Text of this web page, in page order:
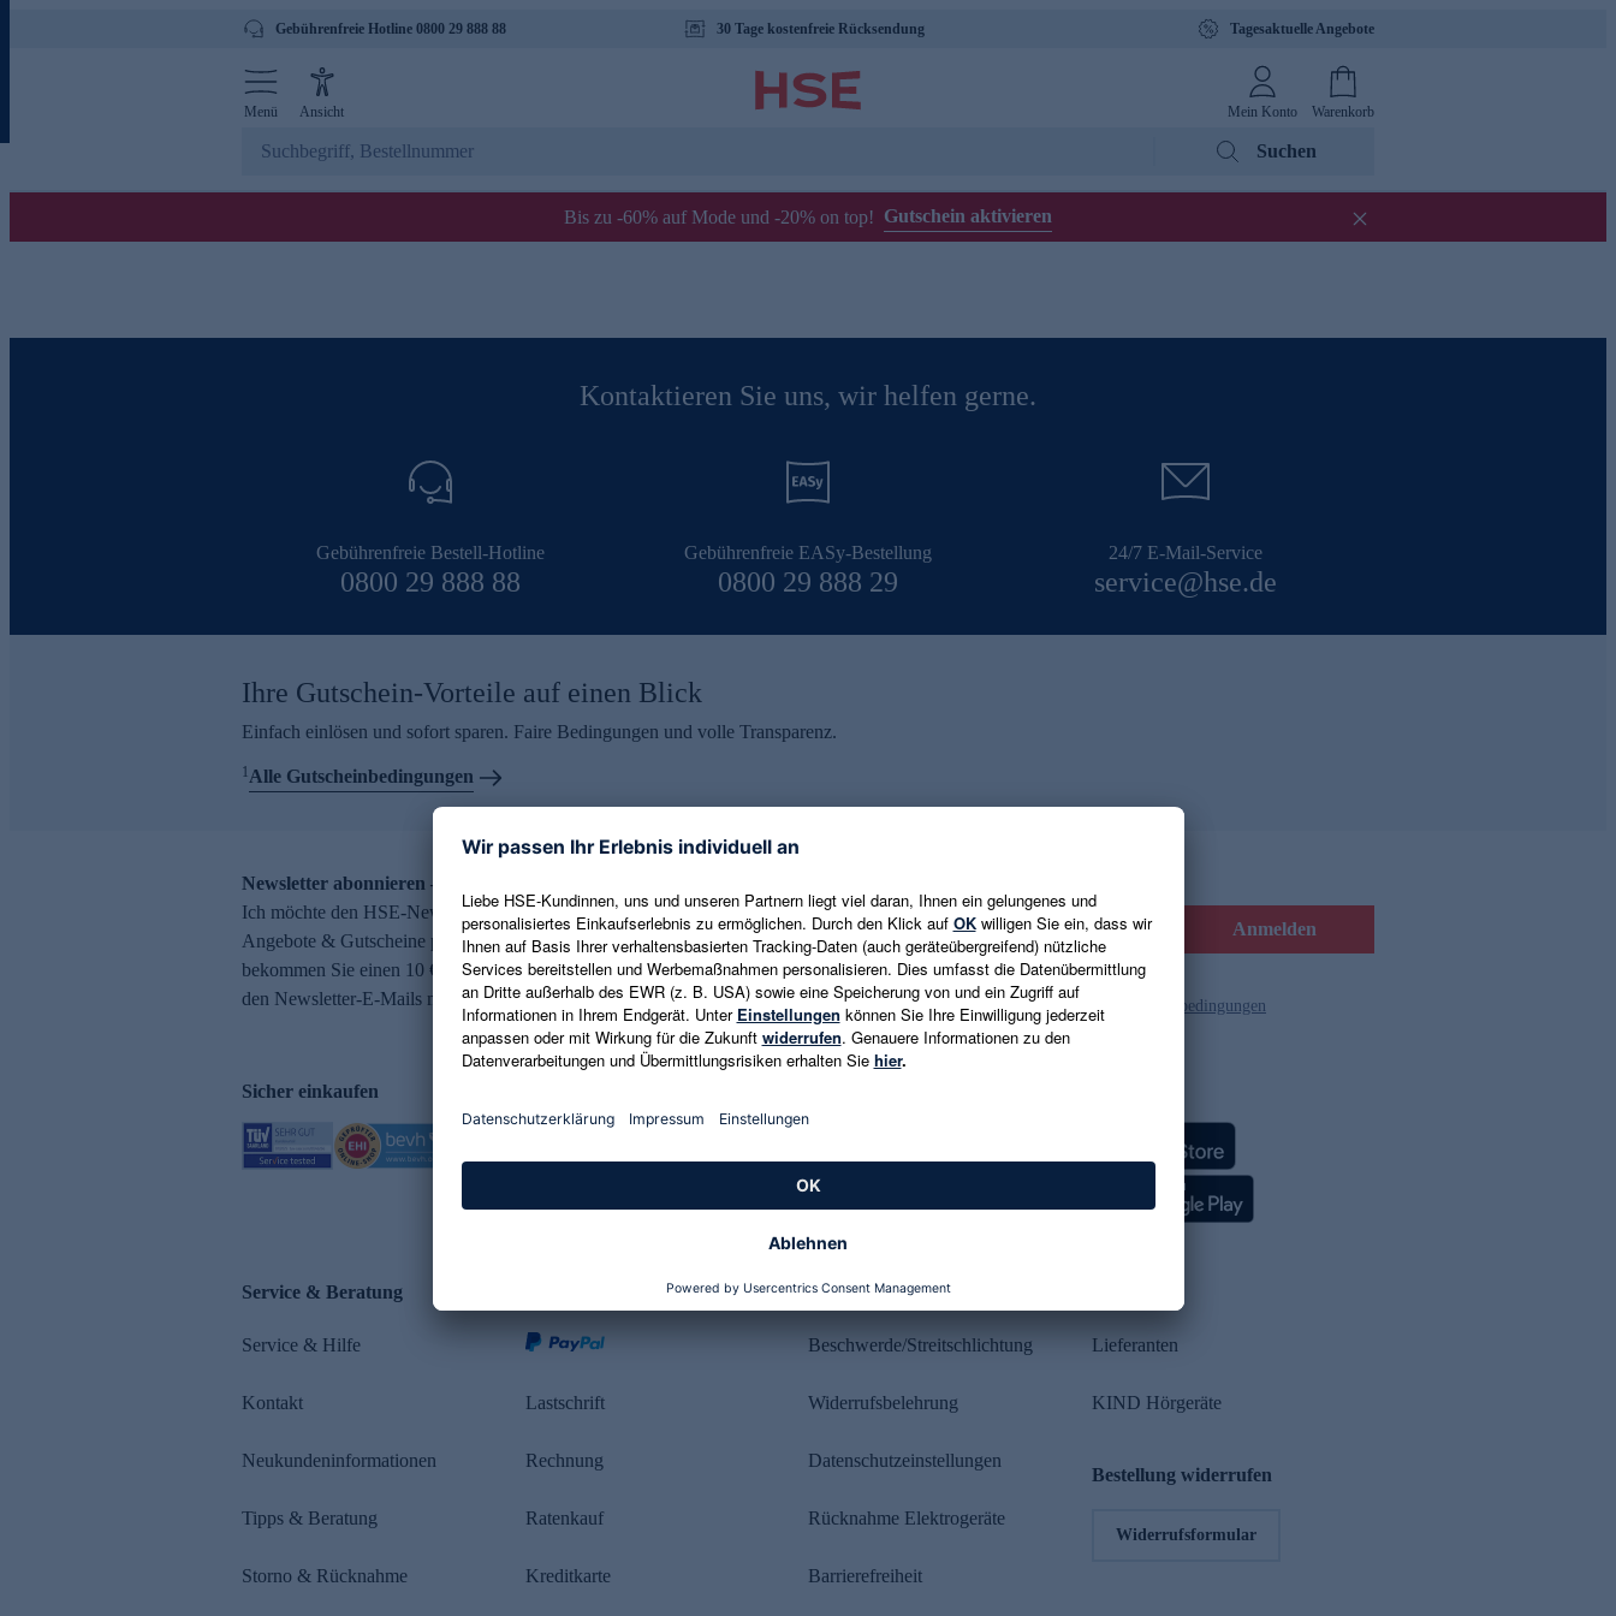
Gebührenfreie Hotline 0800 29 888 88 30 Tage kostenfreie Rücksendung Tagesaktuelle Angebote
Menü Ansicht Mein Konto Warenkorb
Suchen
Bis zu -60% auf Mode und -20% on top! Gutschein aktivieren
Kontaktieren Sie uns, wir helfen gerne.
Gebührenfreie Bestell-Hotline
0800 29 888 88
Gebührenfreie EASy-Bestellung
0800 29 888 29
24/7 E-Mail-Service
service@hse.de
Ihre Gutschein-Vorteile auf einen Blick
Einfach einlösen und sofort sparen. Faire Bedingungen und volle Transparenz.
1Alle Gutscheinbedingungen
Newsletter abonnieren – 10 € Gutschein erhalten
Ich möchte den HSE-Newsletter abonnieren und aktuelle Trends,
Angebote & Gutscheine per E-Mail erhalten. Als Dankeschön
bekommen Sie einen 10 € Gutschein. Eine Abmeldung ist jederzeit in
den Newsletter-E-Mails möglich.
E-Mail-Adresse eingeben Anmelden
Es gelten die Datenschutzrichtlinien und die Gutscheinbedingungen
Sicher einkaufen
Service & Beratung
Service & Hilfe
Kontakt
Neukundeninformationen
Tipps & Beratung
Storno & Rücknahme
Lastschrift
Rechnung
Ratenkauf
Kreditkarte
Rechtliches
Beschwerde/Streitschlichtung
Widerrufsbelehrung
Datenschutzeinstellungen
Rücknahme Elektrogeräte
Barrierefreiheit
Lieferanten
KIND Hörgeräte
Bestellung widerrufen
Widerrufsformular